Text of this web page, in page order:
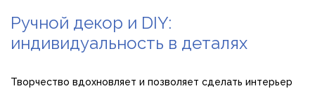
Ручной декор и DIY:
индивидуальность в деталях
Творчество вдохновляет и позволяет сделать интерьер